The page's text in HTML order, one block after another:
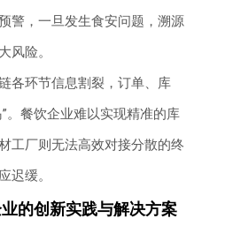
警，一旦发生食安问题，溯源
风险。
各环节信息割裂，订单、库
。餐饮企业难以实现精准的库
工厂则无法高效对接分散的终
迟缓。
的创新实践与解决方案